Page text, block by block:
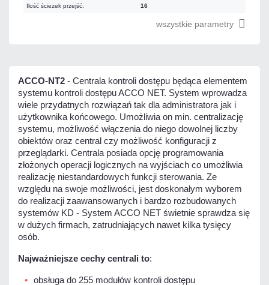
Ilość ścieżek przejść: 16
wszystkie parametry
ACCO-NT2 - Centrala kontroli dostępu będąca elementem
systemu kontroli dostępu ACCO NET. System wprowadza
wiele przydatnych rozwiązań tak dla administratora jak i
użytkownika końcowego. Umożliwia on min. centralizację
systemu, możliwość włączenia do niego dowolnej liczby
obiektów oraz central czy możliwość konfiguracji z
przeglądarki. Centrala posiada opcję programowania
złożonych operacji logicznych na wyjściach co umożliwia
realizację niestandardowych funkcji sterowania. Ze
względu na swoje możliwości, jest doskonałym wyborem
do realizacji zaawansowanych i bardzo rozbudowanych
systemów KD - System ACCO NET świetnie sprawdza się
w dużych firmach, zatrudniających nawet kilka tysięcy
osób.
Najważniejsze cechy centrali to:
obsługa do 255 modułów kontroli dostępu